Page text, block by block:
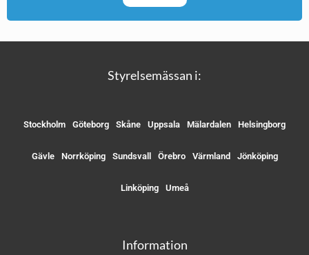
Styrelsemässan i:
Stockholm Göteborg Skåne Uppsala Mälardalen Helsingborg
Gävle Norrköping Sundsvall Örebro Värmland Jönköping
Linköping Umeå
Information